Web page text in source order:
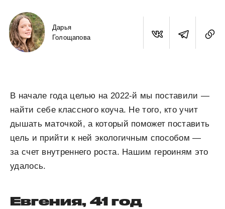
Дарья
Голощапова
В начале года целью на 2022-й мы поставили —
найти себе классного коуча. Не того, кто учит
дышать маточкой, а который поможет поставить
цель и прийти к ней экологичным способом —
за счет внутреннего роста. Нашим героиням это
удалось.
Евгения, 41 год